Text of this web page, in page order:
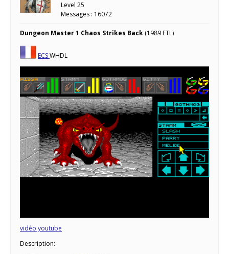
Level 25
Messages : 16072
Dungeon Master 1 Chaos Strikes Back (1989 FTL)
ECSWHDL
vidéo youtube
Description: